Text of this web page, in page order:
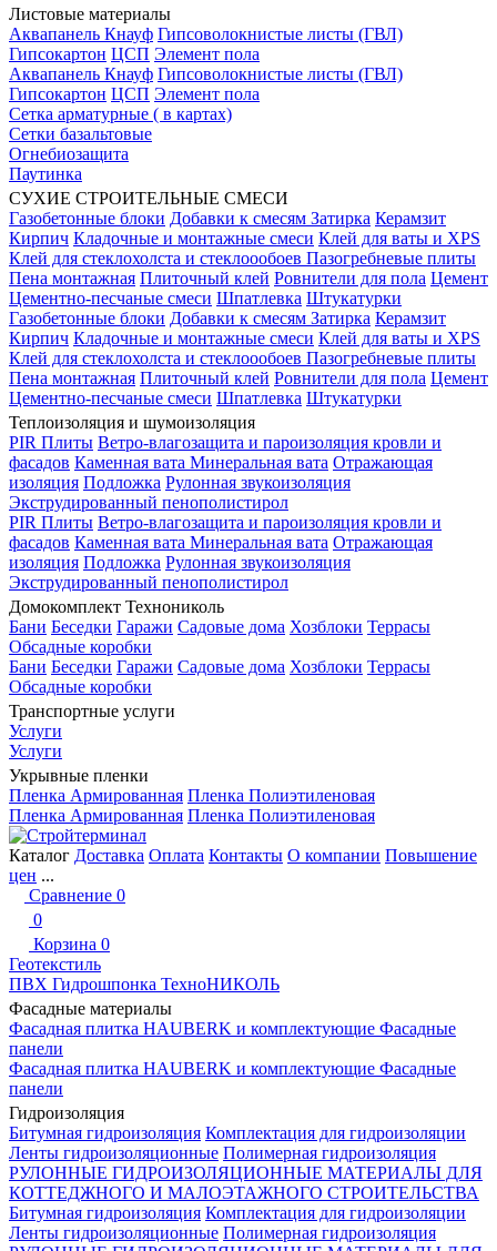
Листовые материалы
Аквапанель Кнауф Гипсоволокнистые листы (ГВЛ)
Гипсокартон ЦСП Элемент пола
Аквапанель Кнауф Гипсоволокнистые листы (ГВЛ)
Гипсокартон ЦСП Элемент пола
Сетка арматурные ( в картах)
Сетки базальтовые
Огнебиозащита
Паутинка
СУХИЕ СТРОИТЕЛЬНЫЕ СМЕСИ
Газобетонные блоки Добавки к смесям Затирка Керамзит
Кирпич Кладочные и монтажные смеси Клей для ваты и XPS
Клей для стеклохолста и стеклоообоев Пазогребневые плиты
Пена монтажная Плиточный клей Ровнители для пола Цемент
Цементно-песчаные смеси Шпатлевка Штукатурки
Газобетонные блоки Добавки к смесям Затирка Керамзит
Кирпич Кладочные и монтажные смеси Клей для ваты и XPS
Клей для стеклохолста и стеклоообоев Пазогребневые плиты
Пена монтажная Плиточный клей Ровнители для пола Цемент
Цементно-песчаные смеси Шпатлевка Штукатурки
Теплоизоляция и шумоизоляция
PIR Плиты Ветро-влагозащита и пароизоляция кровли и
фасадов Каменная вата Минеральная вата Отражающая
изоляция Подложка Рулонная звукоизоляция
Экструдированный пенополистирол
PIR Плиты Ветро-влагозащита и пароизоляция кровли и
фасадов Каменная вата Минеральная вата Отражающая
изоляция Подложка Рулонная звукоизоляция
Экструдированный пенополистирол
Домокомплект Технониколь
Бани Беседки Гаражи Садовые дома Хозблоки Террасы
Обсадные коробки
Бани Беседки Гаражи Садовые дома Хозблоки Террасы
Обсадные коробки
Транспортные услуги
Услуги
Услуги
Укрывные пленки
Пленка Армированная Пленка Полиэтиленовая
Пленка Армированная Пленка Полиэтиленовая
Каталог Доставка Оплата Контакты О компании Повышение
цен ...
Сравнение 0
0
Корзина 0
Геотекстиль
ПВХ Гидрошпонка ТехноНИКОЛЬ
Фасадные материалы
Фасадная плитка HAUBERK и комплектующие Фасадные
панели
Фасадная плитка HAUBERK и комплектующие Фасадные
панели
Гидроизоляция
Битумная гидроизоляция Комплектация для гидроизоляции
Ленты гидроизоляционные Полимерная гидроизоляция
РУЛОННЫЕ ГИДРОИЗОЛЯЦИОННЫЕ МАТЕРИАЛЫ ДЛЯ
КОТТЕДЖНОГО И МАЛОЭТАЖНОГО СТРОИТЕЛЬСТВА
Битумная гидроизоляция Комплектация для гидроизоляции
Ленты гидроизоляционные Полимерная гидроизоляция